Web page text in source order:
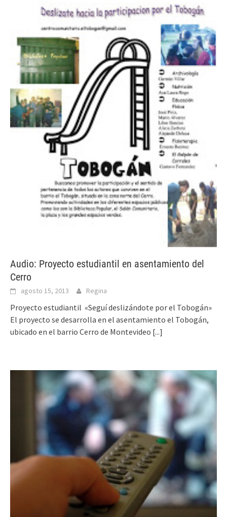
Audio: Proyecto estudiantil en asentamiento del
Cerro
agosto 15, 2013 Regina
Proyecto estudiantil «Seguí deslizándote por el Tobogán»
El proyecto se desarrolla en el asentamiento el Tobogán,
ubicado en el barrio Cerro de Montevideo [...]